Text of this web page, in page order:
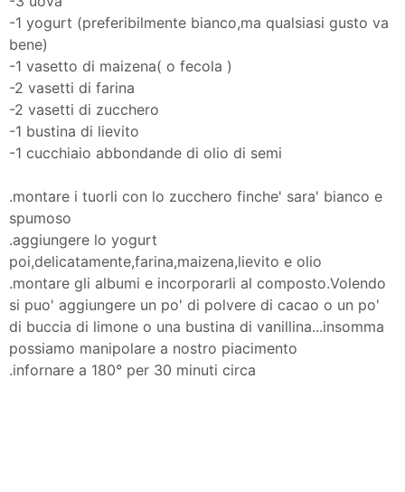
-1 yogurt (preferibilmente bianco,ma qualsiasi gusto va
bene)
-1 vasetto di maizena( o fecola )
-2 vasetti di farina
-2 vasetti di zucchero
-1 bustina di lievito
-1 cucchiaio abbondande di olio di semi
.montare i tuorli con lo zucchero finche' sara' bianco e
spumoso
.aggiungere lo yogurt
poi,delicatamente,farina,maizena,lievito e olio
.montare gli albumi e incorporarli al composto.Volendo
si puo' aggiungere un po' di polvere di cacao o un po'
di buccia di limone o una bustina di vanillina...insomma
possiamo manipolare a nostro piacimento
.infornare a 180° per 30 minuti circa